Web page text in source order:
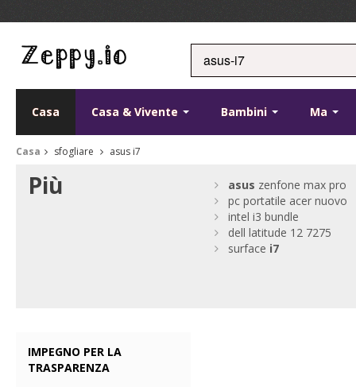
Casa Casa & Vivente Bambini Ma
Casa sfogliare asus i7
Più asus zenfone max pro
pc portatile acer nuovo
intel i3 bundle
dell latitude 12 7275
surface i7
IMPEGNO PER LA
TRASPARENZA